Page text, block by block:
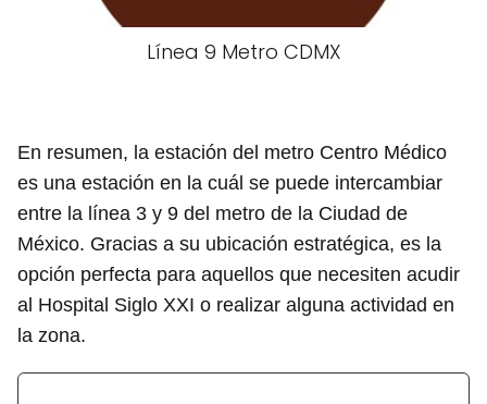
Línea 9 Metro CDMX
En resumen, la estación del metro Centro Médico
es una estación en la cuál se puede intercambiar
entre la línea 3 y 9 del metro de la Ciudad de
México. Gracias a su ubicación estratégica, es la
opción perfecta para aquellos que necesiten acudir
al Hospital Siglo XXI o realizar alguna actividad en
la zona.